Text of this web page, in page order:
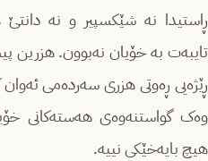
ڕاستیدا نە شێکسپیر و نە
تایبەت بە خۆیان نەبوون. هزرین
ڕێژەیی ڕەوتی هزری سەردەمی
وەک گواستنەوەی هەستەکانی
هیچ بایەخێکی نییە.